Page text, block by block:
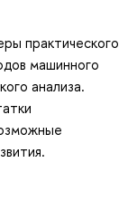
практического
машинного
анализа.